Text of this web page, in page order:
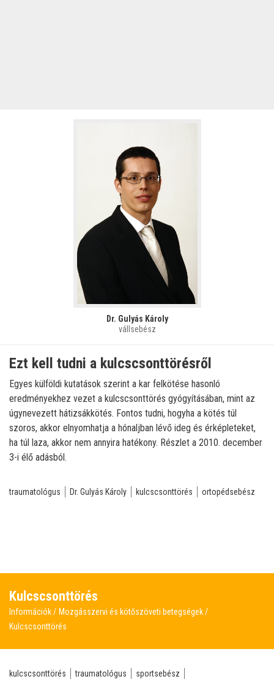
Dr. Gulyás Károly
vállsebész
Ezt kell tudni a kulcscsonttörésről
Egyes külföldi kutatások szerint a kar felkötése hasonló
eredményekhez vezet a kulcscsonttörés gyógyításában, mint az
úgynevezett hátizsákkötés. Fontos tudni, hogyha a kötés túl
szoros, akkor elnyomhatja a hónaljban lévő ideg és érképleteket,
ha túl laza, akkor nem annyira hatékony. Részlet a 2010. december
3-i élő adásból.
traumatológus Dr. Gulyás Károly kulcscsonttörés ortopédsebész
Kulcscsonttörés
Információk
Mozgásszervi és kötőszöveti betegségek
Kulcscsonttörés
kulcscsonttörés traumatológus
sportsebész